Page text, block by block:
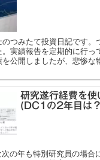
つみたて投資日記です。
実績報告を定期的に行っ
公開しましたが、悲惨な
研究遂行経費を
(DC1の2年目は
の年も特別研究員の場合